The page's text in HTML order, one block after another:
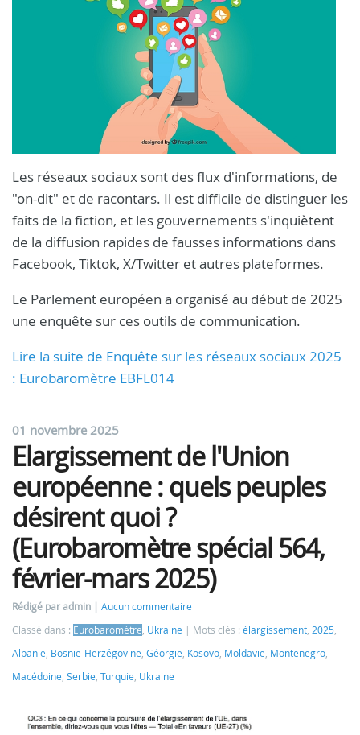
Les réseaux sociaux sont des flux d'informations, de
"on-dit" et de racontars. Il est difficile de distinguer les
faits de la fiction, et les gouvernements s'inquiètent
de la diffusion rapides de fausses informations dans
Facebook, Tiktok, X/Twitter et autres plateformes.
Le Parlement européen a organisé au début de 2025
une enquête sur ces outils de communication.
Lire la suite de Enquête sur les réseaux sociaux 2025
: Eurobaromètre EBFL014
01 novembre 2025
Elargissement de l'Union
européenne : quels peuples
désirent quoi ?
(Eurobaromètre spécial 564,
février-mars 2025)
Rédigé par admin
Aucun commentaire
Classé dans : Eurobaromètre, Ukraine Mots clés : élargissement, 2025,
Albanie, Bosnie-Herzégovine, Géorgie, Kosovo, Moldavie, Montenegro,
Macédoine, Serbie, Turquie, Ukraine